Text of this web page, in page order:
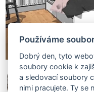
Veronika
Používáme
Dobrý den, tyto
soubory cookie k
a sledovací soubory
nimi pracujete. Ty se